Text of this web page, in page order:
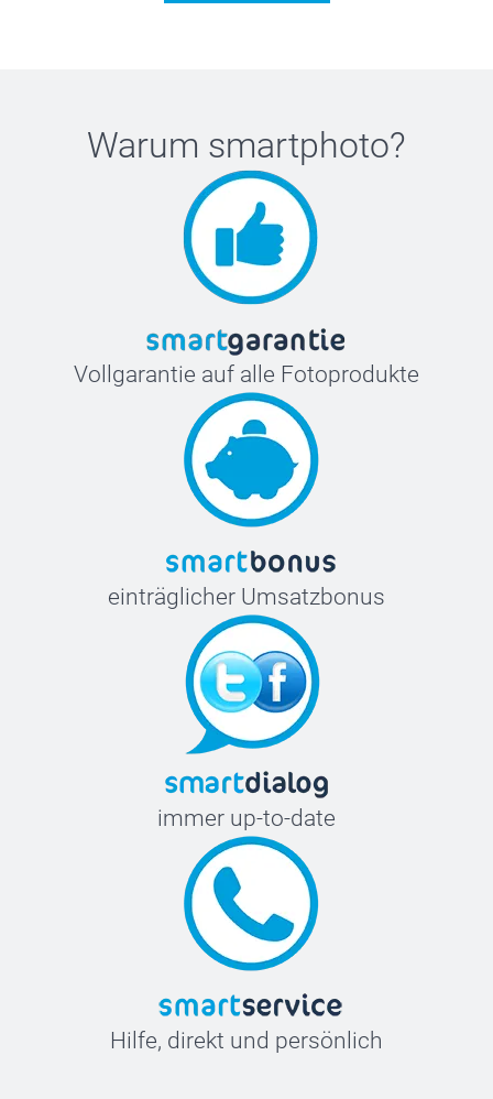
Warum smartphoto?
Vollgarantie auf alle Fotoprodukte
einträglicher Umsatzbonus
immer up-to-date
Hilfe, direkt und persönlich